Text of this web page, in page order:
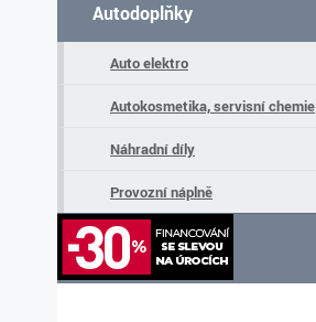
Autodoplňky
Auto elektro
Autokosmetika, servisní chemie
Náhradní díly
Provozní náplně